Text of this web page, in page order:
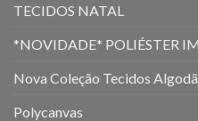
TECIDOS NATAL
*NOVIDADE* POLIÉSTER
Nova Coleção Tecidos
Polycanvas